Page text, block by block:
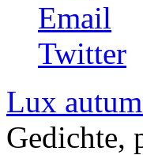
Email
Twitter
Lux
Gedichte,